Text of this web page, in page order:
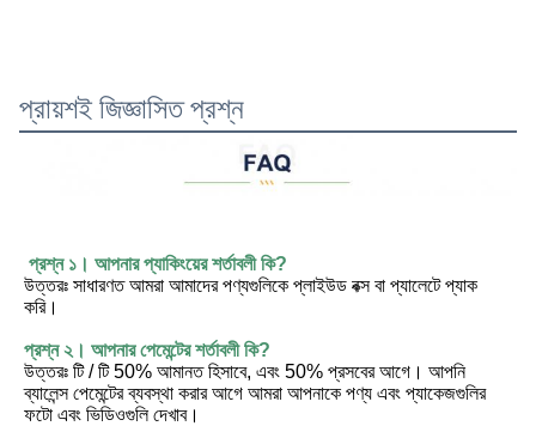
প্রায়শই জিজ্ঞাসিত প্রশ্ন
প্রশ্ন ১। আপনার প্যাকিংয়ের শর্তাবলী কি?
উত্তরঃ সাধারণত আমরা আমাদের পণ্যগুলিকে প্লাইউড বক্স বা প্যালেটে প্যাক
করি।
প্রশ্ন ২। আপনার পেমেন্টের শর্তাবলী কি?
উত্তরঃ টি / টি 50% আমানত হিসাবে, এবং 50% প্রসবের আগে। আপনি
ব্যালেন্স পেমেন্টের ব্যবস্থা করার আগে আমরা আপনাকে পণ্য এবং প্যাকেজগুলির
ফটো এবং ভিডিওগুলি দেখাব।